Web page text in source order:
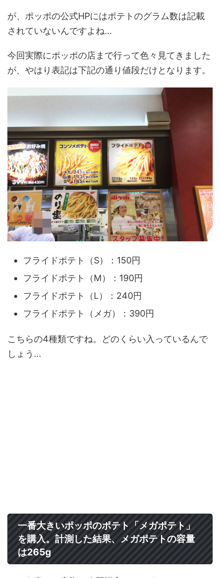
が、ポッポの公式HPにはポテトのグラム数は記載
されていないんですよね...
今回実際にポッポの店まで行って色々見てきました
が、やはり表記は下記の通り値段だけとなります。
フライドポテト（S）：150円
フライドポテト（M）：190円
フライドポテト（L）：240円
フライドポテト（メガ）：390円
こちらの4種類ですね。どのくらい入っているんで
しょう...
一番大きいポッポのポテト「メガポテト」
を購入。計測した結果、メガポテトの容量
は265g